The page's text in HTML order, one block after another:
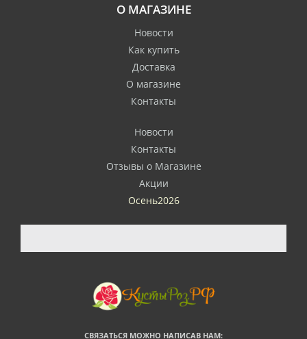
О МАГАЗИНЕ
Новости
Как купить
Доставка
О магазине
Контакты
Новости
Контакты
Отзывы о Магазине
Акции
Осень2026
СВЯЗАТЬСЯ МОЖНО НАПИСАВ НАМ: